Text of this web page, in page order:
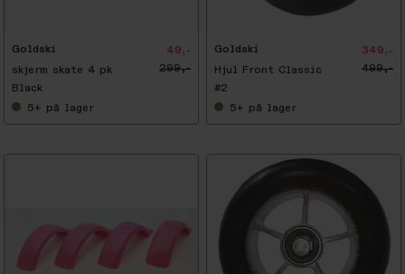
Goldski
skjerm skate 4 pk
49,-
299,-
Black
5+ på lager
Goldski
Hjul Front Classic
349,-
499,-
#2
5+ på lager